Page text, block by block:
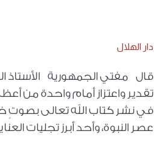
دار الهلال
قال مفتي الجمهورية الأستاذ
تقدير واعتزاز أمام واحدة من
في نشر كتاب الله تعالى بصوتٍ
عصر النبوة، وأحد أبرز تجليات